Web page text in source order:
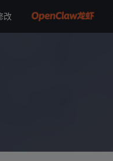
改